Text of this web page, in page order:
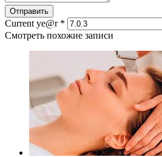
Current ye@r *
Смотреть похожие записи